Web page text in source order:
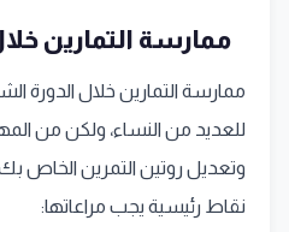
ممارسة التمارين
ممارسة التمارين خلال الدورة
للعديد من النساء، ولكن من
وتعديل روتين التمرين الخاص
نقاط رئيسية يجب مراعاتها: